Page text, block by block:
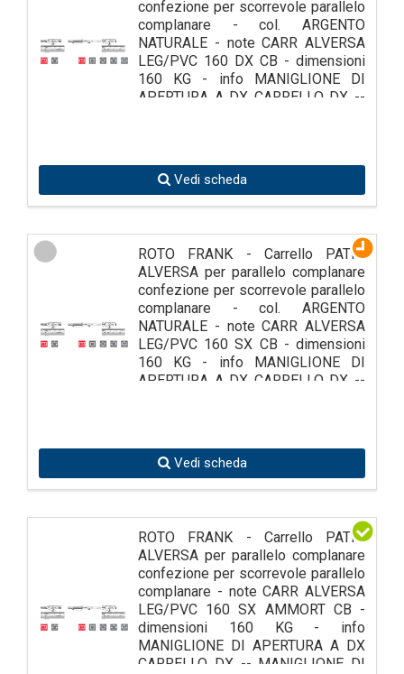
confezione per scorrevole parallelo
complanare - col. ARGENTO
NATURALE - note CARR ALVERSA
LEG/PVC 160 DX CB - dimensioni
160 KG - info MANIGLIONE DI
APERTURA A DX CARRELLO DX --
Vedi scheda
ROTO FRANK - Carrello PATIO
ALVERSA per parallelo complanare
confezione per scorrevole parallelo
complanare - col. ARGENTO
NATURALE - note CARR ALVERSA
LEG/PVC 160 SX CB - dimensioni
160 KG - info MANIGLIONE DI
APERTURA A DX CARRELLO DX --
Vedi scheda
ROTO FRANK - Carrello PATIO
ALVERSA per parallelo complanare
confezione per scorrevole parallelo
complanare - note CARR ALVERSA
LEG/PVC 160 SX AMMORT CB -
dimensioni 160 KG - info
MANIGLIONE DI APERTURA A DX
CARRELLO DX -- MANIGLIONE DI